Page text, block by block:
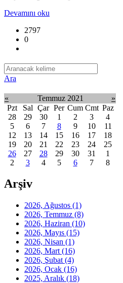
Devamını oku
2797
0
Ara
« Temmuz 2021
»
Pzt
Sal Çar Per Cum Cmt Paz
28
29 30 1 2 3
4
5
6 7 8 9 10
11
12
13 14 15 16 17
18
19
20 21 22 23 24
25
26
27 28 29 30 31
1
2
3 4 5 6 7 8
Arşiv
2026, Ağustos (1)
2026, Temmuz (8)
2026, Haziran (10)
2026, Mayıs (15)
2026, Nisan (1)
2026, Mart (16)
2026, Şubat (4)
2026, Ocak (16)
2025, Aralık (18)